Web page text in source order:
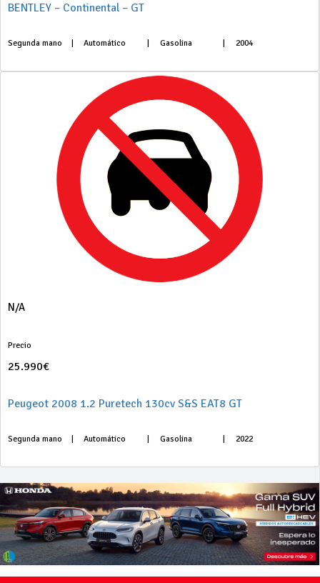
BENTLEY – Continental – GT
Segunda mano Automático Gasolina 2004
N/A
Precio
25.990€
Peugeot 2008 1.2 Puretech 130cv S&S EAT8 GT
Segunda mano Automático Gasolina 2022